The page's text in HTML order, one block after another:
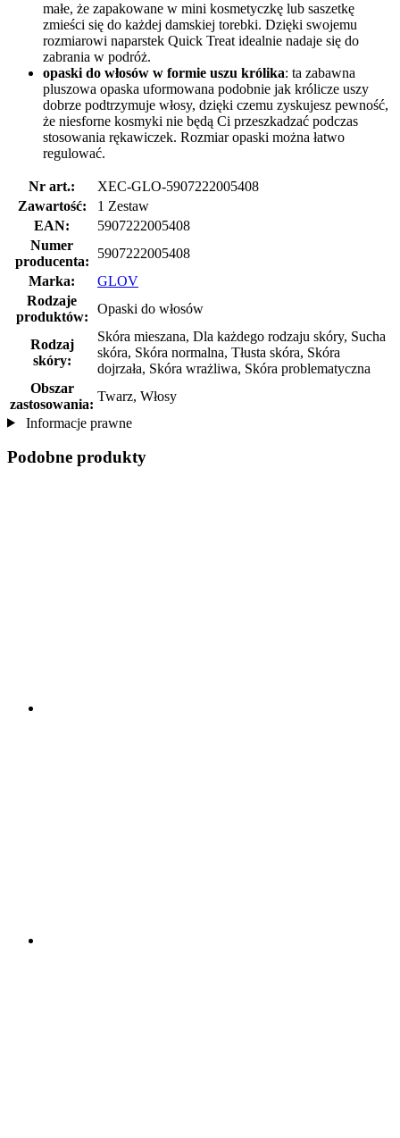
małe, że zapakowane w mini kosmetyczkę lub saszetkę
zmieści się do każdej damskiej torebki. Dzięki swojemu
rozmiarowi naparstek Quick Treat idealnie nadaje się do
zabrania w podróż.
opaski do włosów w formie uszu królika: ta zabawna
pluszowa opaska uformowana podobnie jak królicze uszy
dobrze podtrzymuje włosy, dzięki czemu zyskujesz pewność,
że niesforne kosmyki nie będą Ci przeszkadzać podczas
stosowania rękawiczek. Rozmiar opaski można łatwo
regulować.
Nr art.:
XEC-GLO-5907222005408
Zawartość:
1 Zestaw
EAN:
5907222005408
Numer
producenta:
5907222005408
Marka:
GLOV
Rodzaje
produktów:
Opaski do włosów
Rodzaj
skóry:
Skóra mieszana, Dla każdego rodzaju skóry, Sucha
skóra, Skóra normalna, Tłusta skóra, Skóra
dojrzała, Skóra wrażliwa, Skóra problematyczna
Obszar
zastosowania:
Twarz, Włosy
Informacje prawne
Podobne produkty